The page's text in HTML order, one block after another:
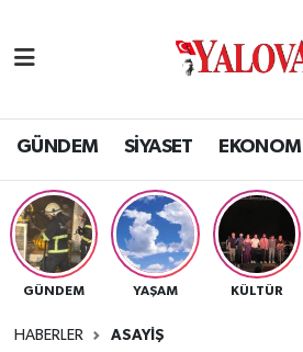
GÜNDEM SİYASET EKONOMİ
GÜNDEM YAŞAM KÜLTÜR
HABERLER ASAYİŞ
SİYASET
EKONOMİ
KÜLTÜR
Yalova Nöbetçi Eczaneler
Yalova Hava Durumu
Yalova Namaz Vakitleri
Yalova Trafik Yoğunluk